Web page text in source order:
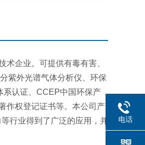
企业。可提供有毒有害、
紫外光谱气体分析仪、环保
系认证、CCEP中国环保产
作权登记证书等。本公司产
行业得到了广泛的应用，并
电话